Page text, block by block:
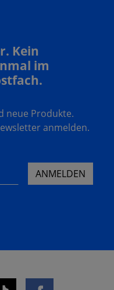
Kein
im
neue Produkte.
anmelden.
ANMELDEN